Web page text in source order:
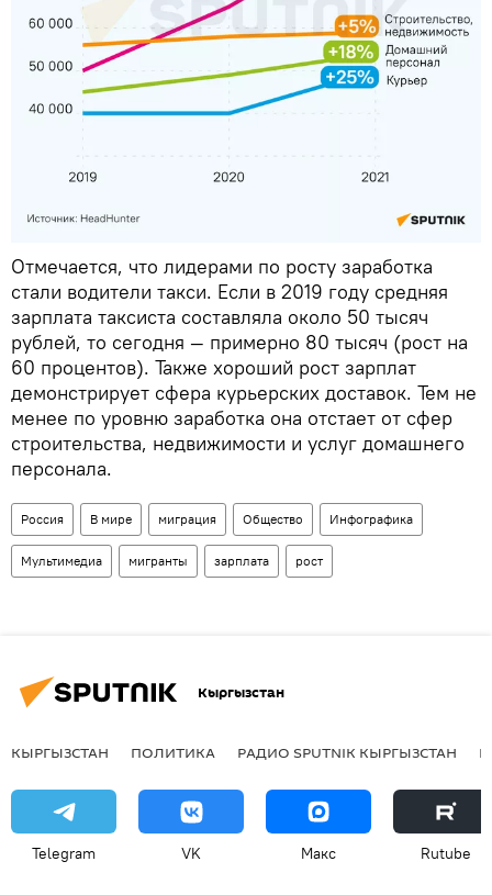
Отмечается, что лидерами по росту заработка
стали водители такси. Если в 2019 году средняя
зарплата таксиста составляла около 50 тысяч
рублей, то сегодня — примерно 80 тысяч (рост на
60 процентов). Также хороший рост зарплат
демонстрирует сфера курьерских доставок. Тем не
менее по уровню заработка она отстает от сфер
строительства, недвижимости и услуг домашнего
персонала.
Россия В мире миграция Общество Инфографика
Мультимедиа мигранты зарплата рост
Кыргызстан
КЫРГЫЗСТАН ПОЛИТИКА РАДИО SPUTNIK КЫРГЫЗСТАН
Telegram VK Макс Rutube